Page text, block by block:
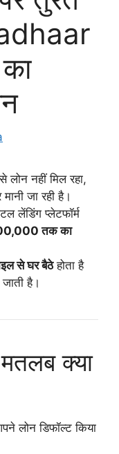
नहीं मिल रहा,
जा रही है।
लेंडिंग प्लेटफॉर्म
तक का
से घर बैठेहोता है
है।
क्या
लोन डिफॉल्ट किया